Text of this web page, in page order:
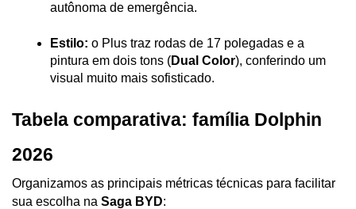
autônoma de emergência.
Estilo: o Plus traz rodas de 17 polegadas e a
pintura em dois tons (Dual Color), conferindo um
visual muito mais sofisticado.
Tabela comparativa: família Dolphin
2026
Organizamos as principais métricas técnicas para facilitar
sua escolha na Saga BYD: